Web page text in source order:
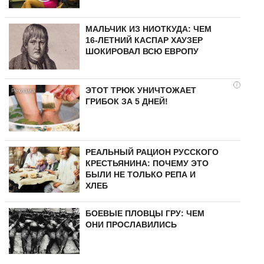
МАЛЬЧИК ИЗ НИОТКУДА: ЧЕМ
16-ЛЕТНИЙ КАСПАР ХАУЗЕР
ШОКИРОВАЛ ВСЮ ЕВРОПУ
i
ЭТОТ ТРЮК УНИЧТОЖАЕТ
ГРИБОК ЗА 5 ДНЕЙ!
РЕАЛЬНЫЙ РАЦИОН РУССКОГО
КРЕСТЬЯНИНА: ПОЧЕМУ ЭТО
БЫЛИ НЕ ТОЛЬКО РЕПА И
ХЛЕБ
БОЕВЫЕ ПЛОВЦЫ ГРУ: ЧЕМ
ОНИ ПРОСЛАВИЛИСЬ